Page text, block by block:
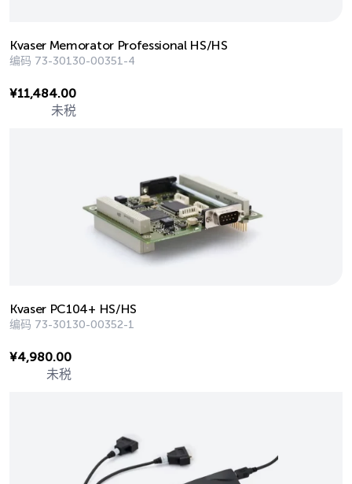
Kvaser Memorator Professional HS/HS
编码 73-30130-00351-4
¥11,484.00
未税
Kvaser PC104+ HS/HS
编码 73-30130-00352-1
¥4,980.00
未税